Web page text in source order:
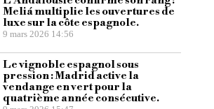
Meliá multiplie les ouvertures de
luxe sur la côte espagnole.
9 mars 2026 14:56
Le vignoble espagnol sous
pression : Madrid active la
vendange en vert pour la
quatrième année consécutive.